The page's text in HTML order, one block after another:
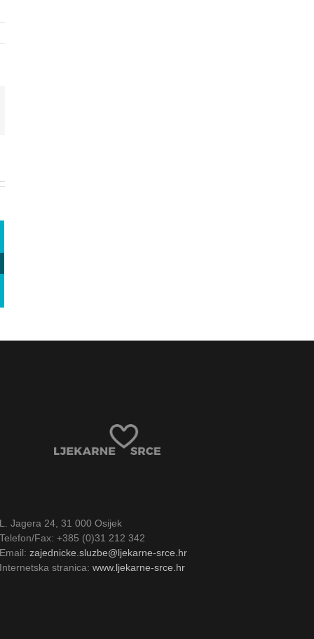
L. Jagera 24, 31 000 Osijek
Telefon/Fax: +385 (0)31 212 342
Email:zajednicke.sluzbe@ljekarne-srce.hr
Internetska stranica:www.ljekarne-srce.hr